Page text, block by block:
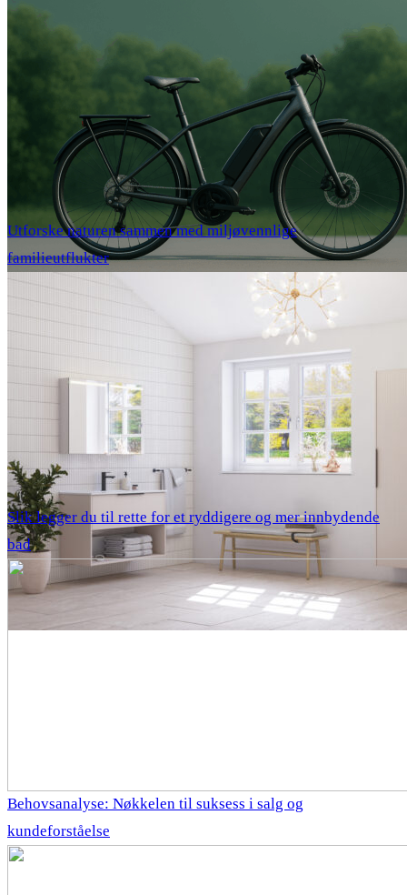
Utforske naturen sammen med miljøvennlige
familieutflukter
Slik legger du til rette for et ryddigere og mer innbydende
bad
Behovsanalyse: Nøkkelen til suksess i salg og
kundeforståelse